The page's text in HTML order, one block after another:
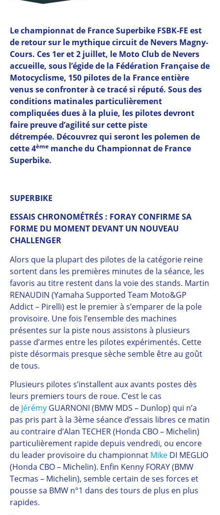
Le championnat de France Superbike FSBK-FE est
de retour sur le mythique circuit de Nevers Magny-
Cours. Ces 1er et 2 juillet, le Moto Club de Nevers
accueille, sous l’égide de la Fédération Française de
Motocyclisme, 150 pilotes de la France entière
venus se confronter à ce tracé si réputé. Sous des
conditions matinales particulièrement
compliquées dues à la pluie, les pilotes devront
faire preuve d’agilité sur cette piste
détrempée. Découvrez qui seront les polemen de
cette 4ème manche du Championnat de France
Superbike.
SUPERBIKE
ESSAIS CHRONOMÉTRÉS : FORAY CONFIRME SA
FORME DU MOMENT DEVANT UN NOUVEAU
CHALLENGER
Alors que la plupart des pilotes de la catégorie reine
sortent dans les premières minutes de la séance, les
favoris au titre restent dans la voie des stands. Martin
RENAUDIN (Yamaha Supported Team Moto&GP
Addict – Pirelli) est le premier à s’emparer de la pole
provisoire. Une fois l’ensemble des machines
présentes sur la piste nous assistons à plusieurs
passe d’armes entre les pilotes expérimentés. Cette
piste désormais presque sèche semble être au goût
de tous.
Plusieurs pilotes s’installent aux avants postes dès
leurs premiers tours de roue. C’est le cas
de Jérémy GUARNONI (BMW MDS – Dunlop) qui n’a
pas pris part à la 3ème séance d’essais libres ce matin
au contraire d’Alan TECHER(Honda CBO – Michelin)
particulièrement rapide depuis vendredi, ou encore
du leader provisoire du championnat Mike DI MEGLIO
(Honda CBO – Michelin). Enfin Kenny FORAY (BMW
Tecmas – Michelin), semble certain de ses forces et
pousse sa BMW n°1 dans des tours de plus en plus
rapides.